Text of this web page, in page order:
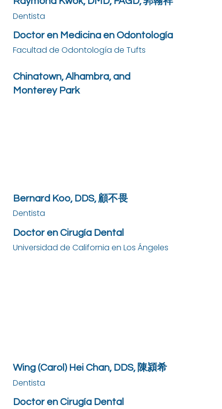
Dentista
Doctor en Medicina en Odontología
Facultad de Odontología de Tufts
Chinatown, Alhambra, and
Monterey Park
Bernard Koo, DDS, 顧不畏
Dentista
Doctor en Cirugía Dental
Universidad de California en Los Ángeles
Wing (Carol) Hei Chan, DDS, 陳潁希
Dentista
Doctor en Cirugía Dental